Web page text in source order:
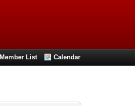
Member List Calendar